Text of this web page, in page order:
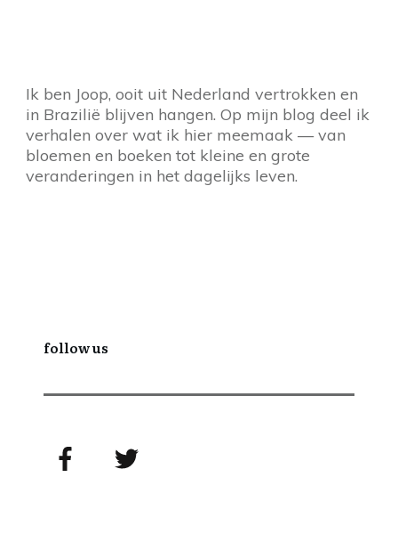
Ik ben Joop, ooit uit Nederland vertrokken en
in Brazilië blijven hangen. Op mijn blog deel ik
verhalen over wat ik hier meemaak — van
bloemen en boeken tot kleine en grote
veranderingen in het dagelijks leven.
follow us